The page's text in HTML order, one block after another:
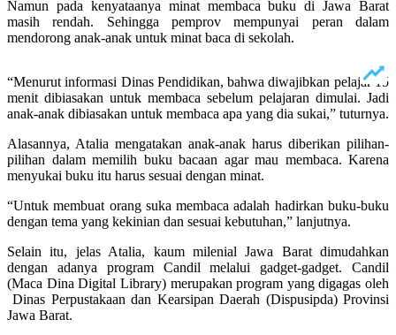
Namun pada kenyataanya minat membaca buku di Jawa Barat
masih rendah. Sehingga pemprov mempunyai peran dalam
mendorong anak-anak untuk minat baca di sekolah.
“Menurut informasi Dinas Pendidikan, bahwa diwajibkan pelajar 15
menit dibiasakan untuk membaca sebelum pelajaran dimulai. Jadi
anak-anak dibiasakan untuk membaca apa yang dia sukai,” tuturnya.
Alasannya, Atalia mengatakan anak-anak harus diberikan pilihan-
pilihan dalam memilih buku bacaan agar mau membaca. Karena
menyukai buku itu harus sesuai dengan minat.
“Untuk membuat orang suka membaca adalah hadirkan buku-buku
dengan tema yang kekinian dan sesuai kebutuhan,” lanjutnya.
Selain itu, jelas Atalia, kaum milenial Jawa Barat dimudahkan
dengan adanya program Candil melalui gadget-gadget. Candil
(Maca Dina Digital Library) merupakan program yang digagas oleh
Dinas Perpustakaan dan Kearsipan Daerah (Dispusipda) Provinsi
Jawa Barat.